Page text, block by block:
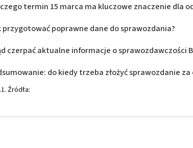
termin 15 marca ma kluczowe znaczenie dla
przygotować poprawne dane do sprawozdania?
czerpać aktualne informacje o sprawozdawczości
do kiedy trzeba złożyć sprawozdanie
Źródła: